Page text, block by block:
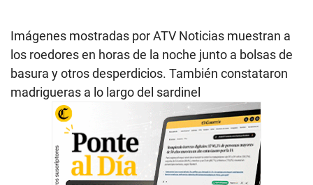
Imágenes mostradas por ATV Noticias muestran a
los roedores en horas de la noche junto a bolsas de
basura y otros desperdicios. También constataron
madrigueras a lo largo del sardinel